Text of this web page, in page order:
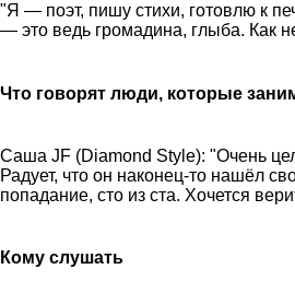
"Я — поэт, пишу стихи, готовлю к
— это ведь громадина, глыба. Как
Что говорят люди, которые
Саша JF (Diamond Style): "Очень
Радует, что он наконец-то нашёл
попадание, сто из ста. Хочется
Кому слушать